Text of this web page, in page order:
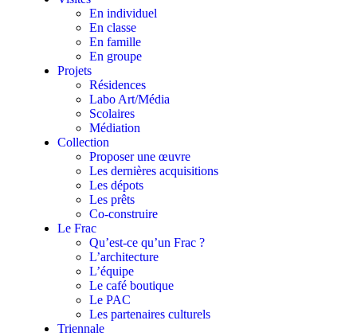
En individuel
En classe
En famille
En groupe
Projets
Résidences
Labo Art/Média
Scolaires
Médiation
Collection
Proposer une œuvre
Les dernières acquisitions
Les dépots
Les prêts
Co-construire
Le Frac
Qu’est-ce qu’un Frac ?
L’architecture
L’équipe
Le café boutique
Le PAC
Les partenaires culturels
Triennale